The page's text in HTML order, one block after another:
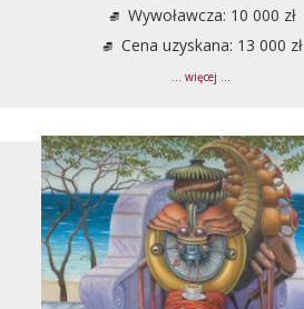
Wywoławcza: 10 000 zł
Cena uzyskana: 13 000 zł
... więcej ...